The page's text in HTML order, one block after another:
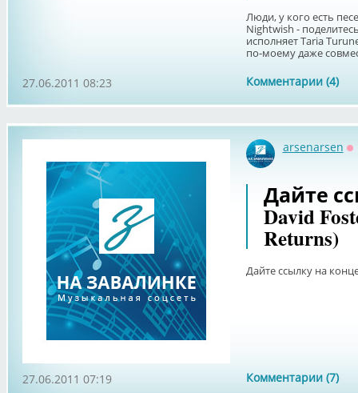
Люди, у кого есть
Nightwish -
исполняет Taria
по-моему даже
Комментарии (4)
27.06.2011 08:23
arsenarsen
Дайте
David
Returns)
Дайте ссылку на
Комментарии (7)
27.06.2011 07:19